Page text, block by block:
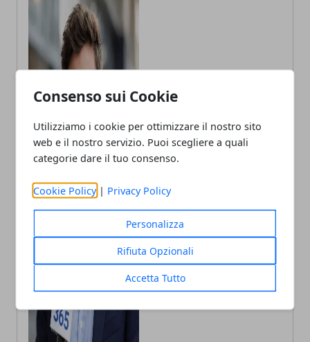
Consenso sui Cookie
Utilizziamo i cookie per ottimizzare il nostro sito
web e il nostro servizio. Puoi scegliere a quali
categorie dare il tuo consenso.
Cookie Policy | Privacy Policy
Personalizza
Rifiuta Opzionali
Accetta Tutto
Andrea Bianchi
Autore di articoli di attualità, casa e
tech porto in Italia le ultime novità.